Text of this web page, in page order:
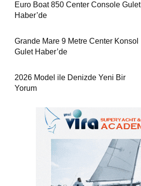
Euro Boat 850 Center Console Gulet
Haber’de
Grande Mare 9 Metre Center Konsol
Gulet Haber’de
2026 Model ile Denizde Yeni Bir
Yorum